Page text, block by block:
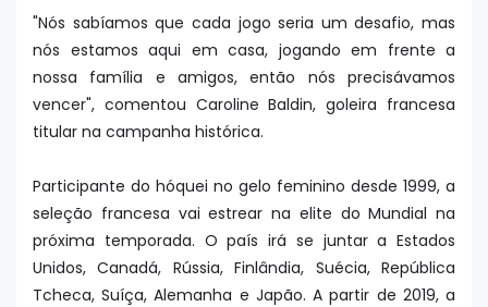
"Nós sabíamos que cada jogo seria um desafio, mas
nós estamos aqui em casa, jogando em frente a
nossa família e amigos, então nós precisávamos
vencer", comentou Caroline Baldin, goleira francesa
titular na campanha histórica.
Participante do hóquei no gelo feminino desde 1999, a
seleção francesa vai estrear na elite do Mundial na
próxima temporada. O país irá se juntar a Estados
Unidos, Canadá, Rússia, Finlândia, Suécia, República
Tcheca, Suíça, Alemanha e Japão. A partir de 2019, a